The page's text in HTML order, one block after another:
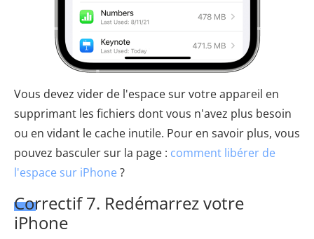
Vous devez vider de l'espace sur votre appareil en
supprimant les fichiers dont vous n'avez plus besoin
ou en vidant le cache inutile. Pour en savoir plus, vous
pouvez basculer sur la page : comment libérer de
l'espace sur iPhone ?
Correctif 7. Redémarrez votre
iPhone